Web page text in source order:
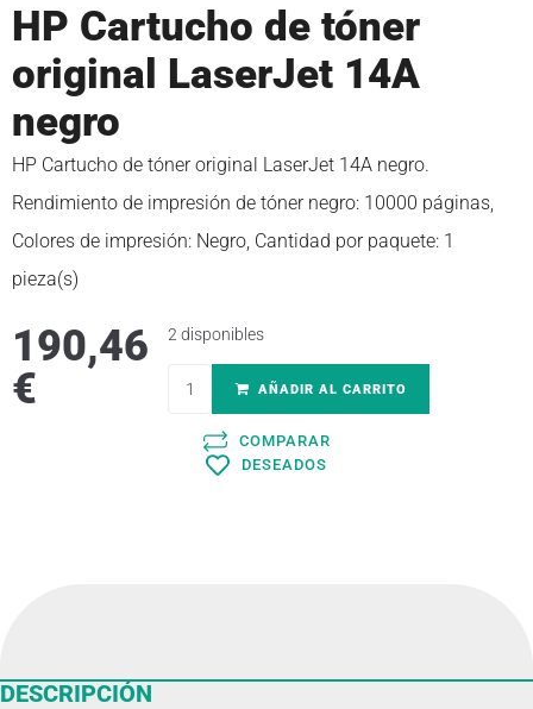
HP Cartucho de tóner
original LaserJet 14A
negro
HP Cartucho de tóner original LaserJet 14A negro.
Rendimiento de impresión de tóner negro: 10000 páginas,
Colores de impresión: Negro, Cantidad por paquete: 1
pieza(s)
190,46
€
2 disponibles
AÑADIR AL CARRITO
COMPARAR
DESEADOS
DESCRIPCIÓN